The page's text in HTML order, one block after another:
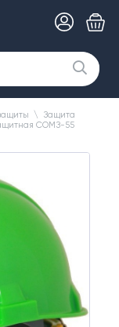
\
Защита
СОМЗ-55